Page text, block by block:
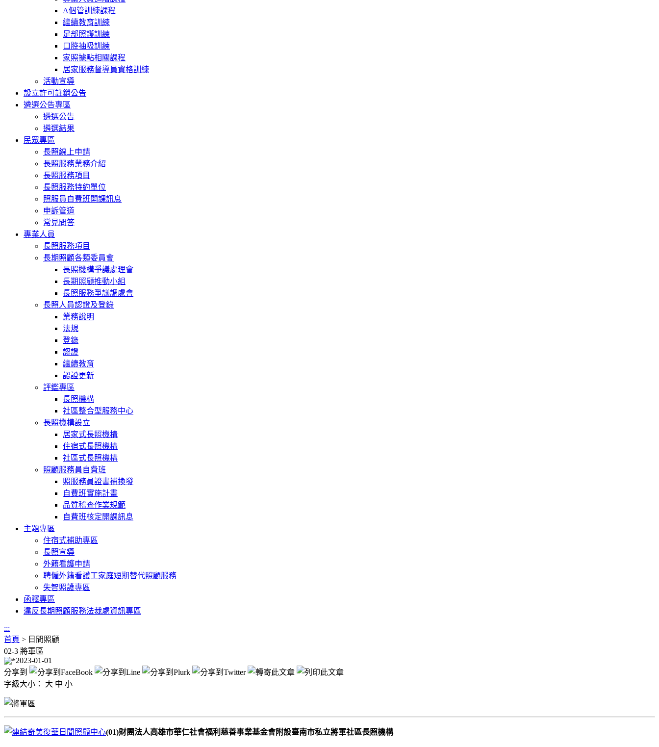
A個管訓練課程
繼續教育訓練
足部照護訓練
口腔抽吸訓練
家照據點相關課程
居家服務督導員資格訓練
活動宣導
設立許可註銷公告
遴選公告專區
遴選公告
遴選結果
民眾專區
長照線上申請
長照服務業務介紹
長照服務項目
長照服務特約單位
照服員自費班開課訊息
申訴管道
常見問答
專業人員
長照服務項目
長期照顧各類委員會
長照機構爭議處理會
長期照顧推動小組
長照服務爭議調處會
長照人員認證及登錄
業務說明
法規
登錄
認證
繼續教育
認證更新
評鑑專區
長照機構
社區整合型服務中心
長照機構設立
居家式長照機構
住宿式長照機構
社區式長照機構
照顧服務員自費班
照服務員證書補換發
自費班實施計畫
品質稽查作業規範
自費班核定開課訊息
主題專區
住宿式補助專區
長照宣導
外籍看護申請
聘僱外籍看護工家庭短期替代照顧服務
失智照護專區
函釋專區
違反長期照顧服務法裁處資訊專區
:::
首頁 > 日間照顧
02-3 將軍區
2023-01-01
分享到
字級大小： 大 中 小
(01)財團法人高雄市華仁社會福利慈善事業基金會附設臺南市私立將軍社區長照機構